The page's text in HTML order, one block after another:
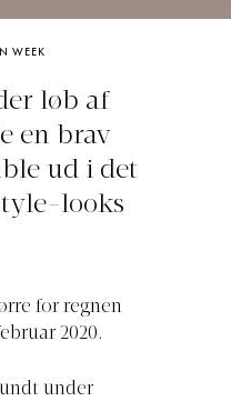
WEEK
løb af
en brav
ud i det
looks
for regnen
2020.
under